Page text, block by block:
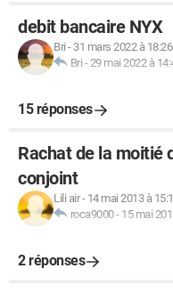
debit bancaire NYX
Bri - 31 mars 2022 à 18:26
Bri -29 mai 2022 à
15 réponses
Rachat de la moitié
conjoint
Lili air- 14 mai 2013 à
roca9000- 15 mai
2 réponses